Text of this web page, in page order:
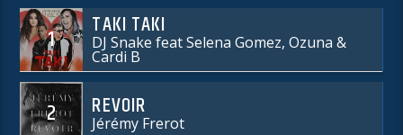
1 TAKI TAKI
DJ Snake feat Selena Gomez, Ozuna &
Cardi B
2 REVOIR
Jérémy Frerot